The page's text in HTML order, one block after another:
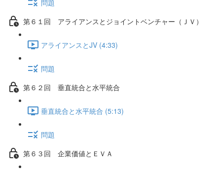
問題
第６１回 アライアンスとジョイントベンチャー（ＪＶ）
アライアンスとJV (4:33)
問題
第６２回 垂直統合と水平統合
垂直統合と水平統合 (5:13)
問題
第６３回 企業価値とＥＶＡ